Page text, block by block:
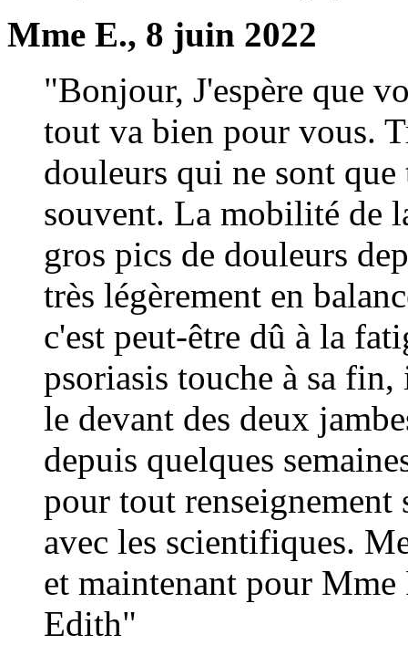
Mme E., 8 juin 2022
"Bonjour, J'espère que
tout va bien pour vous.
douleurs qui ne sont
souvent. La mobilité de
gros pics de douleurs
très légèrement en
c'est peut-être dû à la
psoriasis touche à sa fin,
le devant des deux
depuis quelques
pour tout
avec les scientifiques.
et maintenant pour
Edith"